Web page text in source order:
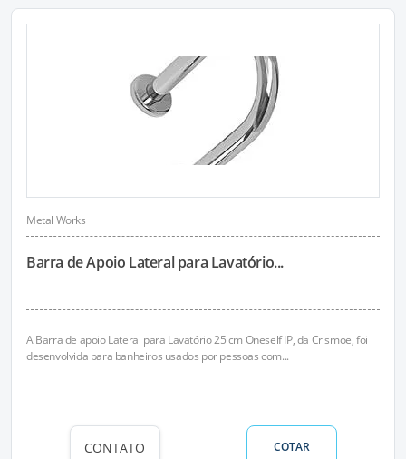
Metal Works
Barra de Apoio Lateral para Lavatório...
A Barra de apoio Lateral para Lavatório 25 cm Oneself IP, da Crismoe, foi
desenvolvida para banheiros usados por pessoas com...
CONTATO COTAR